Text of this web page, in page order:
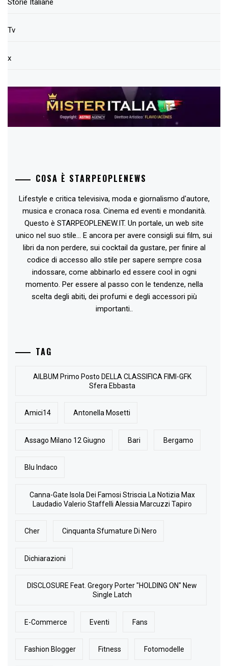
Storie Italiane
Tv
x
COSA È STARPEOPLENEWS
Lifestyle e critica televisiva, moda e giornalismo d'autore,
musica e cronaca rosa. Cinema ed eventi e mondanità.
Questo è STARPEOPLENEW.IT. Un portale, un web site
unico nel suo stile... E ancora per avere consigli sui film, sui
libri da non perdere, sui cocktail da gustare, per finire al
codice di accesso allo stile per sapere sempre cosa
indossare, come abbinarlo ed essere cool in ogni
momento. Per essere al passo con le tendenze, nella
scelta degli abiti, dei profumi e degli accessori più
importanti..
TAG
AlLBUM Primo Posto DELLA CLASSIFICA FIMI-GFK
Sfera Ebbasta
Amici14 Antonella Mosetti
Assago Milano 12 Giugno Bari Bergamo
Blu Indaco
Canna-Gate Isola Dei Famosi Striscia La Notizia Max
Laudadio Valerio Staffelli Alessia Marcuzzi Tapiro
Cher Cinquanta Sfumature Di Nero
Dichiarazioni
DISCLOSURE Feat. Gregory Porter "HOLDING ON" New
Single Latch
E-Commerce Eventi Fans
Fashion Blogger Fitness Fotomodelle